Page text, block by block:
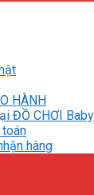
HÀNH
ĐỒ CHƠI
toán
hàng